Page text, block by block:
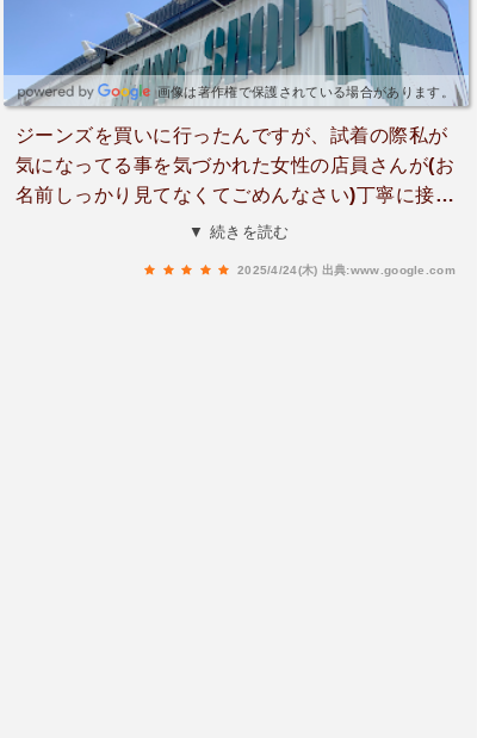
画像は著作権で保護されている場合があります。
ジーンズを買いに行ったんですが、試着の際私が
気になってる事を気づかれた女性の店員さんが(お
名前しっかり見てなくてごめんなさい)丁寧に接客
してくれてとても助かりました。いい買物が出来
▼ 続きを読む
2025/4/24(木) 出典:www.google.com